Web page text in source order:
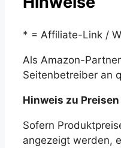
* = Affiliate-Link /
Als Amazon-
Seitenbetreiber an
Hinweis zu
Sofern
angezeigt werden,